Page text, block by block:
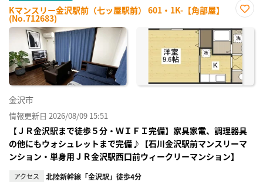
Kマンスリー金沢駅前（七ッ屋駅前） 601・1K-【角部屋】
(No.712683)
に入
り登
録
金沢市
情報更新日 2026/08/09 15:51
【ＪＲ金沢駅まで徒歩５分・ＷＩＦＩ完備】家具家電、調理器具
の他にもウォシュレットまで完備♪【石川金沢駅前マンスリーマ
ンション・単身用ＪＲ金沢駅西口前ウィークリーマンション】
アクセス 北陸新幹線「金沢駅」徒歩4分